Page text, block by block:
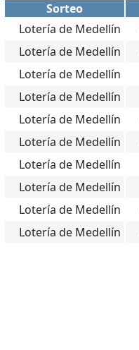
Sorteo
Lotería de Medellín
Lotería de Medellín
Lotería de Medellín
Lotería de Medellín
Lotería de Medellín
Lotería de Medellín
Lotería de Medellín
Lotería de Medellín
Lotería de Medellín
Lotería de Medellín